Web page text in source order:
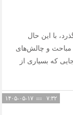
با این حال
مباحث و چالش‌های
که بسیاری از
۷:۳۲